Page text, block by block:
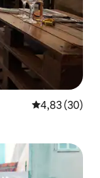
Gemiddelde
4,83 (30)